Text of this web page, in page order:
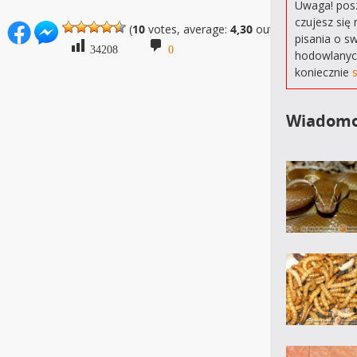
(10votes, average: 4,30out of 5)
34208 0
Uwaga!
czujesz się
pisania o
koniecznie